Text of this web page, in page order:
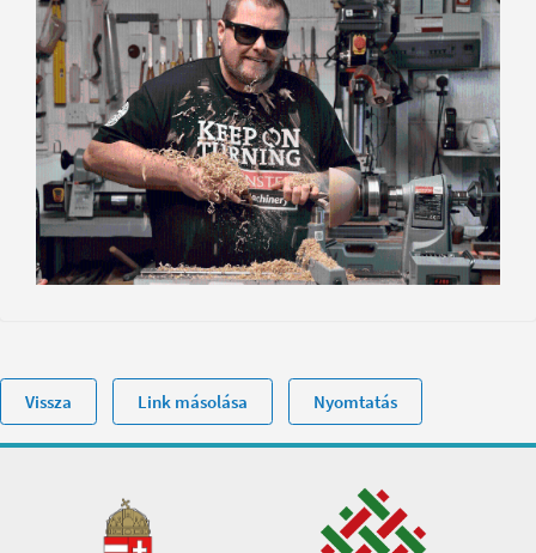
Vissza Link másolása Nyomtatás